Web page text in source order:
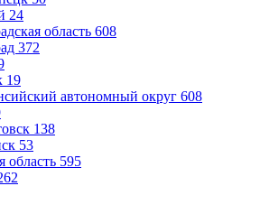
24
область 608
372
19
автономный округ 608
138
53
область 595